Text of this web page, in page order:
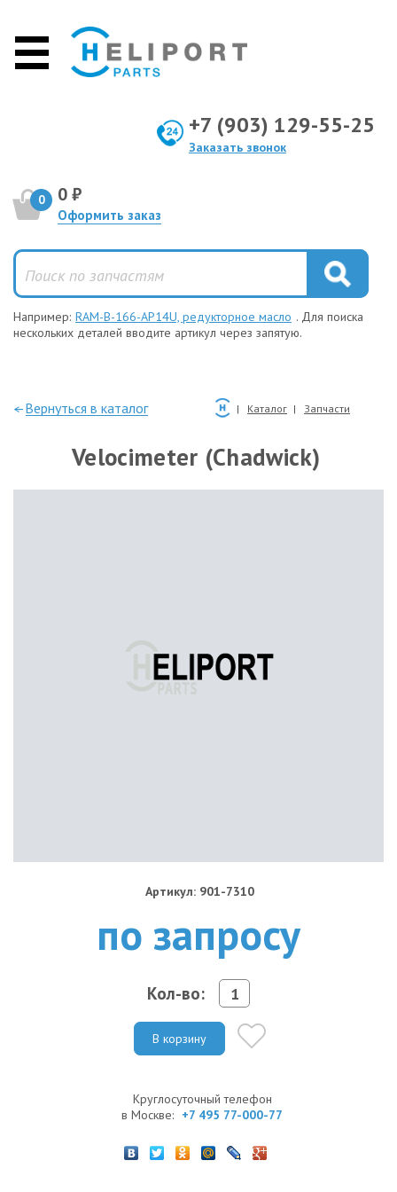
+7 (903) 129-55-25
Заказать звонок
0 0 ₽
Оформить заказ
Например: RAM-B-166-AP14U, редукторное масло . Для поиска
нескольких деталей вводите артикул через запятую.
—Вернуться в каталог Каталог Запчасти
Velocimeter (Chadwick)
Артикул: 901-7310
по запросу
Кол-во:
В корзину
Круглосуточный телефон
в Москве: +7 495 77-000-77